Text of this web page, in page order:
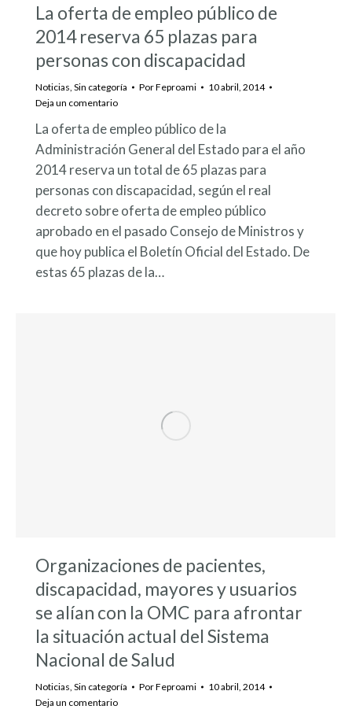
La oferta de empleo público de
2014 reserva 65 plazas para
personas con discapacidad
Noticias Sin categoría PorFeproami
10 abril, 2014
Deja un comentario
La oferta de empleo público de la
Administración General del Estado para el año
2014 reserva un total de 65 plazas para
personas con discapacidad, según el real
decreto sobre oferta de empleo público
aprobado en el pasado Consejo de Ministros y
que hoy publica el Boletín Oficial del Estado. De
estas 65 plazas de la…
Organizaciones de pacientes,
discapacidad, mayores y usuarios
se alían con la OMC para afrontar
la situación actual del Sistema
Nacional de Salud
Noticias Sin categoría PorFeproami
10 abril, 2014
Deja un comentario